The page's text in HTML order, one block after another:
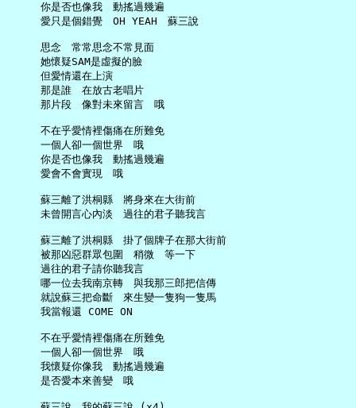
     你是否也像我　動搖過幾遍
     愛只是個錯覺　OH YEAH　蘇三說
     思念　常常思念不常見面
     她懷疑SAM是虛擬的臉
     但愛情還在上演
     那是誰　在放古老唱片
     那片段　像對未來留言　哦
     不在乎愛情裡傷痛在所難免
     一個人卻一個世界　哦
     你是否也像我　動搖過幾遍
     愛會不會實現　哦
     蘇三離了洪桐縣　將身來在大街前
     未曾開言心內淡　過往的君子聽我言
     蘇三離了洪桐縣　掛了個牌子在那大街前
     被那凶惡群眾包圍　稍微　等一下
     過往的君子請你聽我言
     哪一位去我南京轉　與我那三郎把信傳
     就說蘇三把命斷　來生變一隻狗一隻馬
     我當報還 COME ON
     不在乎愛情裡傷痛在所難免
     一個人卻一個世界　哦
     我懷疑你像我　動搖過幾遍
     是否愛本來善變　哦